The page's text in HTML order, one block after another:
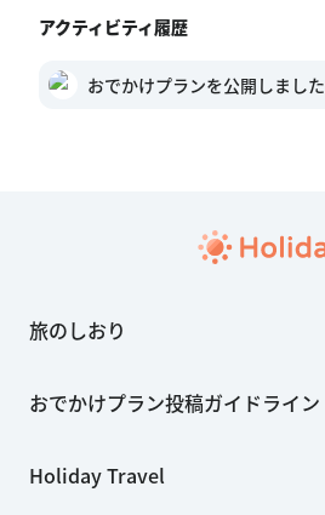
アクティビティ履歴
おでかけプランを公開しました
旅のしおり
おでかけプラン投稿ガイドライン
Holiday Travel